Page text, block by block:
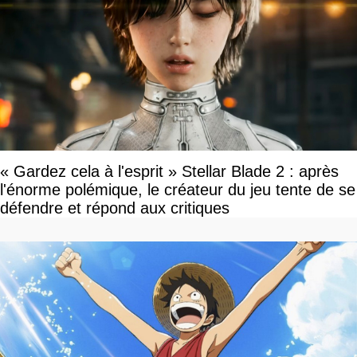
« Gardez cela à l'esprit » Stellar Blade 2 : après
l'énorme polémique, le créateur du jeu tente de se
défendre et répond aux critiques